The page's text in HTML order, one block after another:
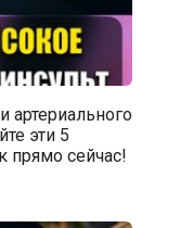
артериального
эти 5
сейчас!